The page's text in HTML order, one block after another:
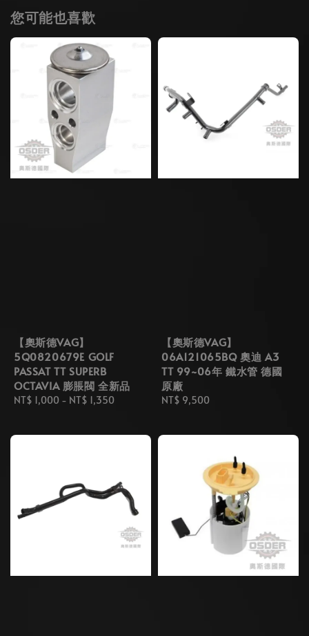
您可能也喜歡
【奧斯德VAG】
5Q0820679E GOLF
PASSAT TT SUPERB
OCTAVIA 膨脹閥 全新品
Regular
NT$ 1,000 - NT$ 1,350
【奧斯德VAG】
06A121065BQ 奧迪 A3
TT 99~06年 鐵水管 德國
原廠
Regular
NT$ 9,500